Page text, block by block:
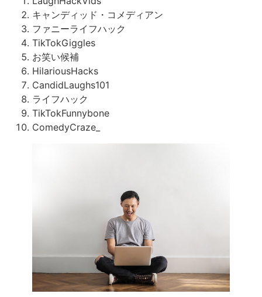
キャンディッド・コメディアン
ファニーライフハック
TikTokGiggles
お笑い候補
HilariousHacks
CandidLaughs101
ライフハック
TikTokFunnybone
ComedyCraze_